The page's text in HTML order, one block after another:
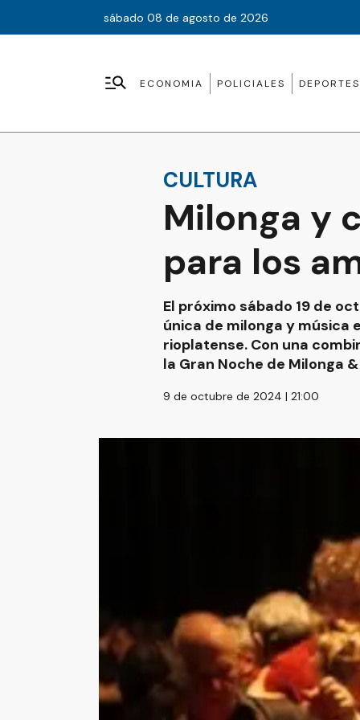
sábado 08 de agosto de 2026
ECONOMIA POLICIALES DEPORTES
CULTURA
Milonga y
para los
El próximo sábado 19 de
única de milonga y música
rioplatense. Con una
la Gran Noche de Milonga
9 de octubre de 2024 | 21:00